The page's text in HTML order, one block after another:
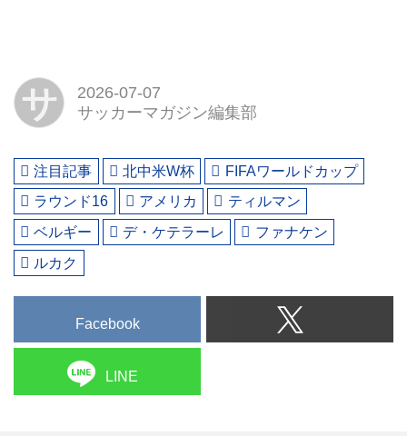
サ
2026-07-07
サッカーマガジン編集部
注目記事 北中米W杯
FIFAワールドカップ
ラウンド16
アメリカ
ティルマン
ベルギー
デ・ケテラーレ
ファナケン
ルカク
Facebook
LINE